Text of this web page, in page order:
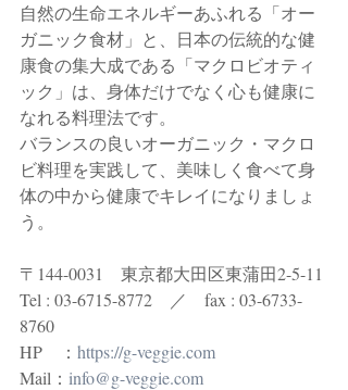
自然の生命エネルギーあふれる「オー
ガニック食材」と、日本の伝統的な健
康食の集大成である「マクロビオティ
ック」は、身体だけでなく心も健康に
なれる料理法です。
バランスの良いオーガニック・マクロ
ビ料理を実践して、美味しく食べて身
体の中から健康でキレイになりましょ
う。
〒144-0031　東京都大田区東蒲田2-5-11
Tel : 03-6715-8772　／　fax : 03-6733-
8760
HP　： https://g-veggie.com
Mail： info@g-veggie.com